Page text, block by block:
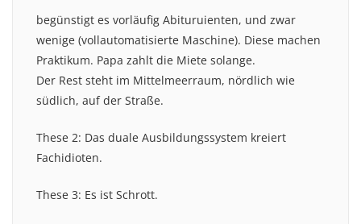
begünstigt es vorläufig Abituruienten, und zwar
wenige (vollautomatisierte Maschine). Diese machen
Praktikum. Papa zahlt die Miete solange.
Der Rest steht im Mittelmeerraum, nördlich wie
südlich, auf der Straße.
These 2: Das duale Ausbildungssystem kreiert
Fachidioten.
These 3: Es ist Schrott.